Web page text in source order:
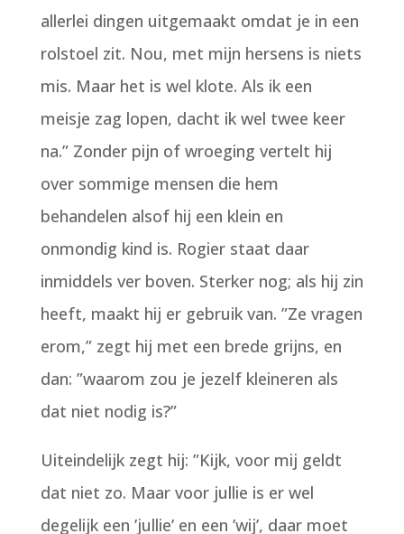
allerlei dingen uitgemaakt omdat je in een
rolstoel zit. Nou, met mijn hersens is niets
mis. Maar het is wel klote. Als ik een
meisje zag lopen, dacht ik wel twee keer
na.” Zonder pijn of wroeging vertelt hij
over sommige mensen die hem
behandelen alsof hij een klein en
onmondig kind is. Rogier staat daar
inmiddels ver boven. Sterker nog; als hij zin
heeft, maakt hij er gebruik van. ”Ze vragen
erom,” zegt hij met een brede grijns, en
dan: ”waarom zou je jezelf kleineren als
dat niet nodig is?”
Uiteindelijk zegt hij: ”Kijk, voor mij geldt
dat niet zo. Maar voor jullie is er wel
degelijk een ’jullie’ en een ’wij’, daar moet